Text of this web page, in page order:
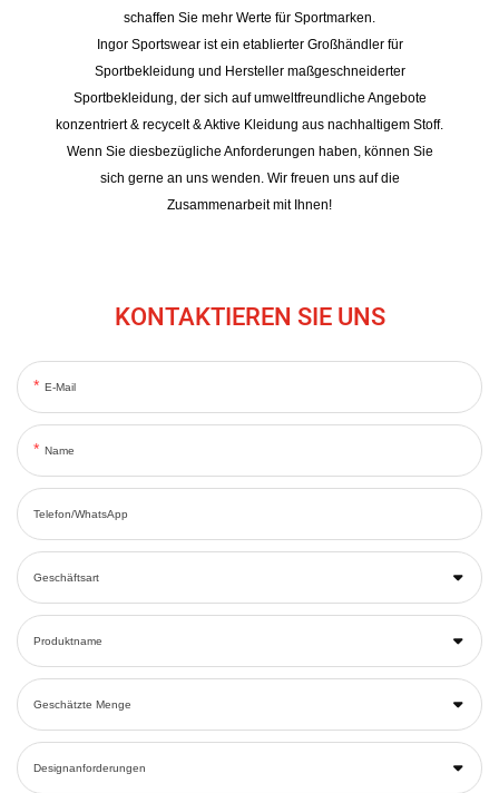
schaffen Sie mehr Werte für Sportmarken.
Ingor Sportswear ist ein etablierter Großhändler für
Sportbekleidung und Hersteller maßgeschneiderter
Sportbekleidung, der sich auf umweltfreundliche Angebote
konzentriert & recycelt & Aktive Kleidung aus nachhaltigem Stoff.
Wenn Sie diesbezügliche Anforderungen haben, können Sie
sich gerne an uns wenden. Wir freuen uns auf die
Zusammenarbeit mit Ihnen!
KONTAKTIEREN SIE UNS
E-Mail
Name
Telefon/WhatsApp
Geschäftsart
Produktname
Geschätzte Menge
Designanforderungen